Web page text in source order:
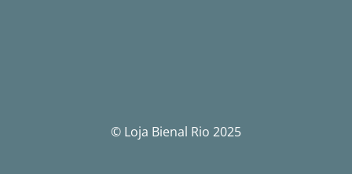
© Loja Bienal Rio 2025